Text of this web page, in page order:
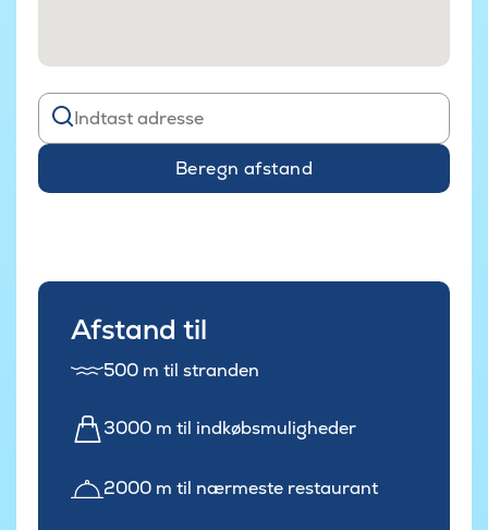
Beregn afstand
Afstand til
500 m til stranden
3000 m til indkøbsmuligheder
2000 m til nærmeste restaurant